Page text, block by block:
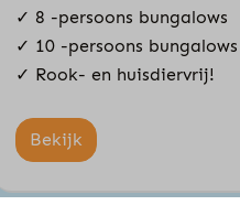
✓ 8 -persoons bungalows
✓ 10 -persoons bungalows
✓ Rook- en huisdiervrij!
Bekijk